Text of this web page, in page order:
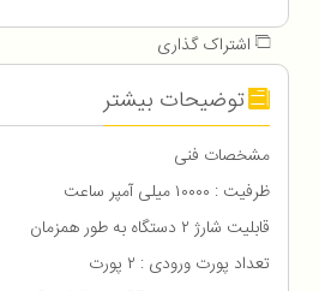
اشتراک گذاری
توضیحات بیشتر
مشخصات فنی
ظرفیت : ۱۰۰۰۰ میلی آمپر ساعت
قابلیت شارژ ۲ دستگاه به طور همزمان
تعداد پورت ورودی : ۲ پورت